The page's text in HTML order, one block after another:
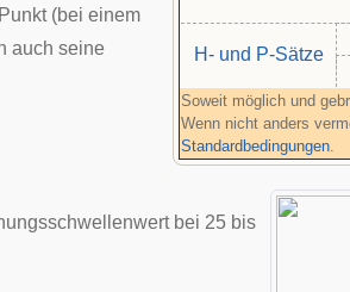
H- und P-Sätze
Soweit möglich und
Wenn nicht anders
Standardbedingungen.
(bei einem
auch seine
bei 25 bis